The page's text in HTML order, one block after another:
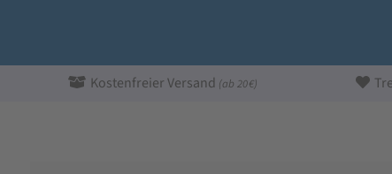
Kostenfreier Versand (ab 20 €)